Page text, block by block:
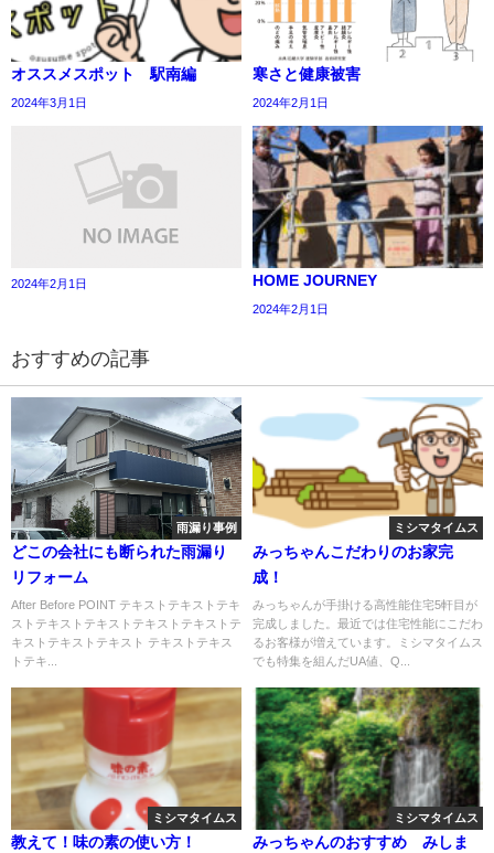
オススメスポット 駅南編
2024年3月1日
寒さと健康被害
2024年2月1日
2024年2月1日 HOME JOURNEY
2024年2月1日
おすすめの記事
雨漏り事例
どこの会社にも断られた雨漏り
リフォーム
After Before POINT テキストテキストテキ
ストテキストテキストテキストテキストテ
キストテキストテキスト テキストテキス
トテキ...
ミシマタイムス
みっちゃんこだわりのお家完
成！
みっちゃんが手掛ける高性能住宅5軒目が
完成しました。最近では住宅性能にこだわ
るお客様が増えています。ミシマタイムス
でも特集を組んだUA値、Q...
ミシマタイムス
教えて！味の素の使い方！
ミシマタイムス
みっちゃんのおすすめ みしま